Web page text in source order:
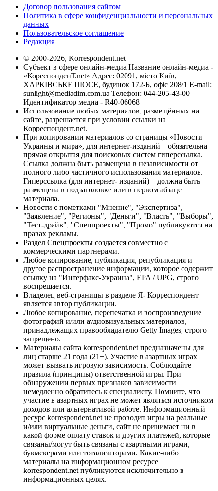
Договор пользования сайтом
Политика в сфере конфиденциальности и персональных
данных
Пользовательское соглашение
Редакция
© 2000-2026, Korrespondent.net
Субъект в сфере онлайн-медиа Название онлайн-медиа -
«КореспонденТ.net» Адрес: 02091, місто Київ,
ХАРКІВСЬКЕ ШОСЕ, будинок 172-Б, офіс 208/1 E-mail:
sunlight@mediadim.com.ua Телефон: 044-205-43-00
Идентификатор медиа - R40-06068
Использование любых материалов, размещённых на
сайте, разрешается при условии ссылки на
Корреспондент.net.
При копировании материалов со страницы «Новости
Украины и мира», для интернет-изданий – обязательна
прямая открытая для поисковых систем гиперссылка.
Ссылка должна быть размещена в независимости от
полного либо частичного использования материалов.
Гиперссылка (для интернет- изданий) – должна быть
размещена в подзаголовке или в первом абзаце
материала.
Новости с пометками "Мнение", "Экспертиза",
"Заявление", "Регионы", "Деньги", "Власть", "Выборы",
"Тест-драйв", "Спецпроекты", "Промо" публикуются на
правах рекламы.
Раздел Спецпроекты создается совместно с
коммерческими партнерами.
Любое копирование, публикация, републикация и
другое распространение информации, которое содержит
ссылку на "Интерфакс-Украина", EPA / UPG, строго
воспрещается.
Владелец веб-страницы в разделе Я- Корреспондент
является автор публикации.
Любое копирование, перепечатка и воспроизведение
фотографий и/или аудиовизуальных материалов,
принадлежащих правообладателю Getty Images, строго
запрещено.
Материалы сайта korrespondent.net предназначены для
лиц старше 21 года (21+). Участие в азартных играх
может вызвать игровую зависимость. Соблюдайте
правила (принципы) ответственной игры. При
обнаружении первых признаков зависимости
немедленно обратитесь к специалисту. Помните, что
участие в азартных играх не может являться источником
доходов или альтернативой работе. Информационный
ресурс korrespondent.net не проводит игры на реальные
и/или виртуальные деньги, сайт не принимает ни в
какой форме оплату ставок и других платежей, которые
связаны/могут быть связаны с азартными играми,
букмекерами или тотализаторами. Какие-либо
материалы на информационном ресурсе
korrespondent.net публикуются исключительно в
информационных целях.